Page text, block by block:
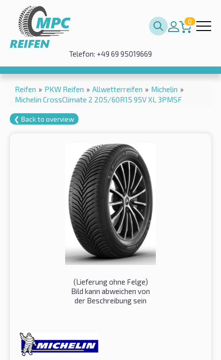
0
Telefon: +49 69 95019669
Reifen » PKW Reifen » Allwetterreifen » Michelin »
Michelin CrossClimate 2 205/60R15 95V XL 3PMSF
❮ Back to overview
(Lieferung ohne Felge)
Bild kann abweichen von
der Beschreibung sein